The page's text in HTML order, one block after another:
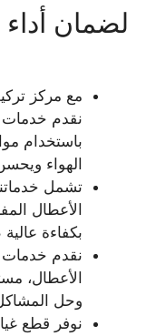
لضمان أداء
مع مركز
نقدم خدمات
باستخدام
الهواء
تشمل
الأعطال
بكفاءة
نقدم خدمات
الأعطال،
وحل
نوفر قطع